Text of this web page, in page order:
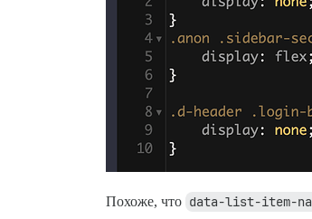
Похоже, что data-list-item-